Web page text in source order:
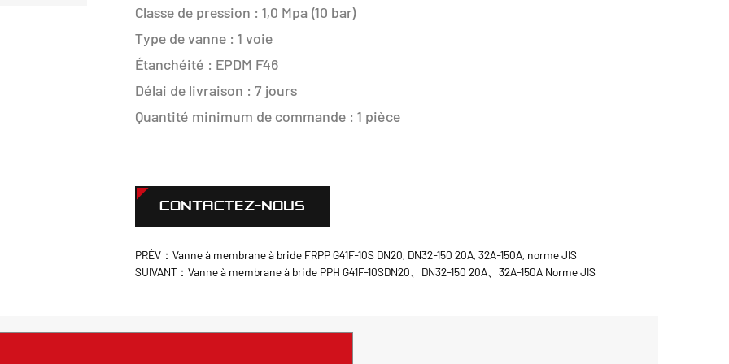
Classe de pression : 1,0 Mpa (10 bar)
Type de vanne : 1 voie
Étanchéité : EPDM F46
Délai de livraison : 7 jours
Quantité minimum de commande : 1 pièce
CONTACTEZ-NOUS
PRÉV：Vanne à membrane à bride FRPP G41F-10S DN20, DN32-150 20A, 32A-150A, norme JIS
SUIVANT：Vanne à membrane à bride PPH G41F-10SDN20、DN32-150 20A、32A-150A Norme JIS